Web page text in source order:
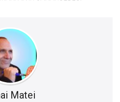
Matei